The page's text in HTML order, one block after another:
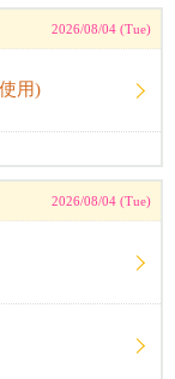
2026/08/04 (Tue)
用)
2026/08/04 (Tue)